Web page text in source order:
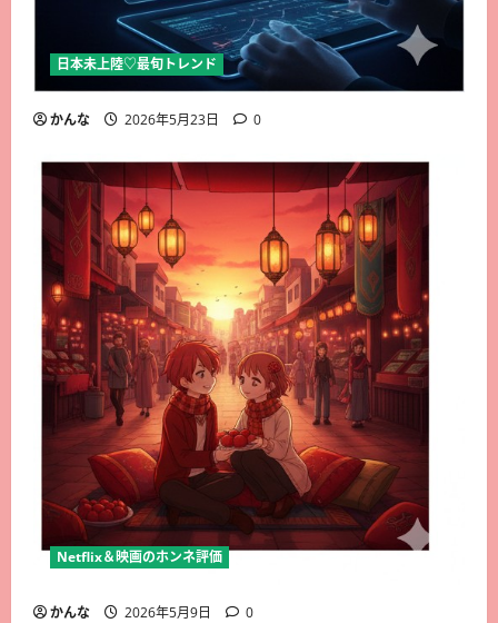
日本未上陸♡最旬トレンド
かんな 2026年5月23日 0
Netflix＆映画のホンネ評価
かんな 2026年5月9日 0